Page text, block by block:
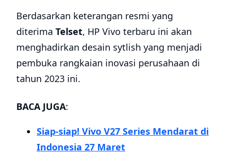
Berdasarkan keterangan resmi yang
diterima Telset, HP Vivo terbaru ini akan
menghadirkan desain sytlish yang menjadi
pembuka rangkaian inovasi perusahaan di
tahun 2023 ini.
BACA JUGA:
Siap-siap! Vivo V27 Series Mendarat di
Indonesia 27 Maret